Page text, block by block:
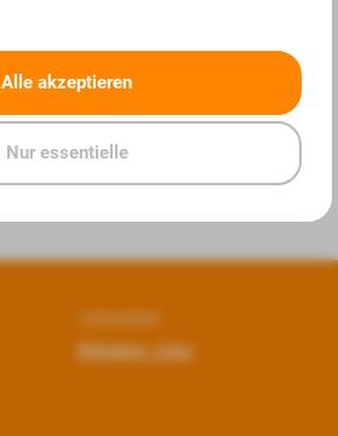
« »
Jobseiten
Beliebte Jobs
Alle akzeptieren
Nur essentielle